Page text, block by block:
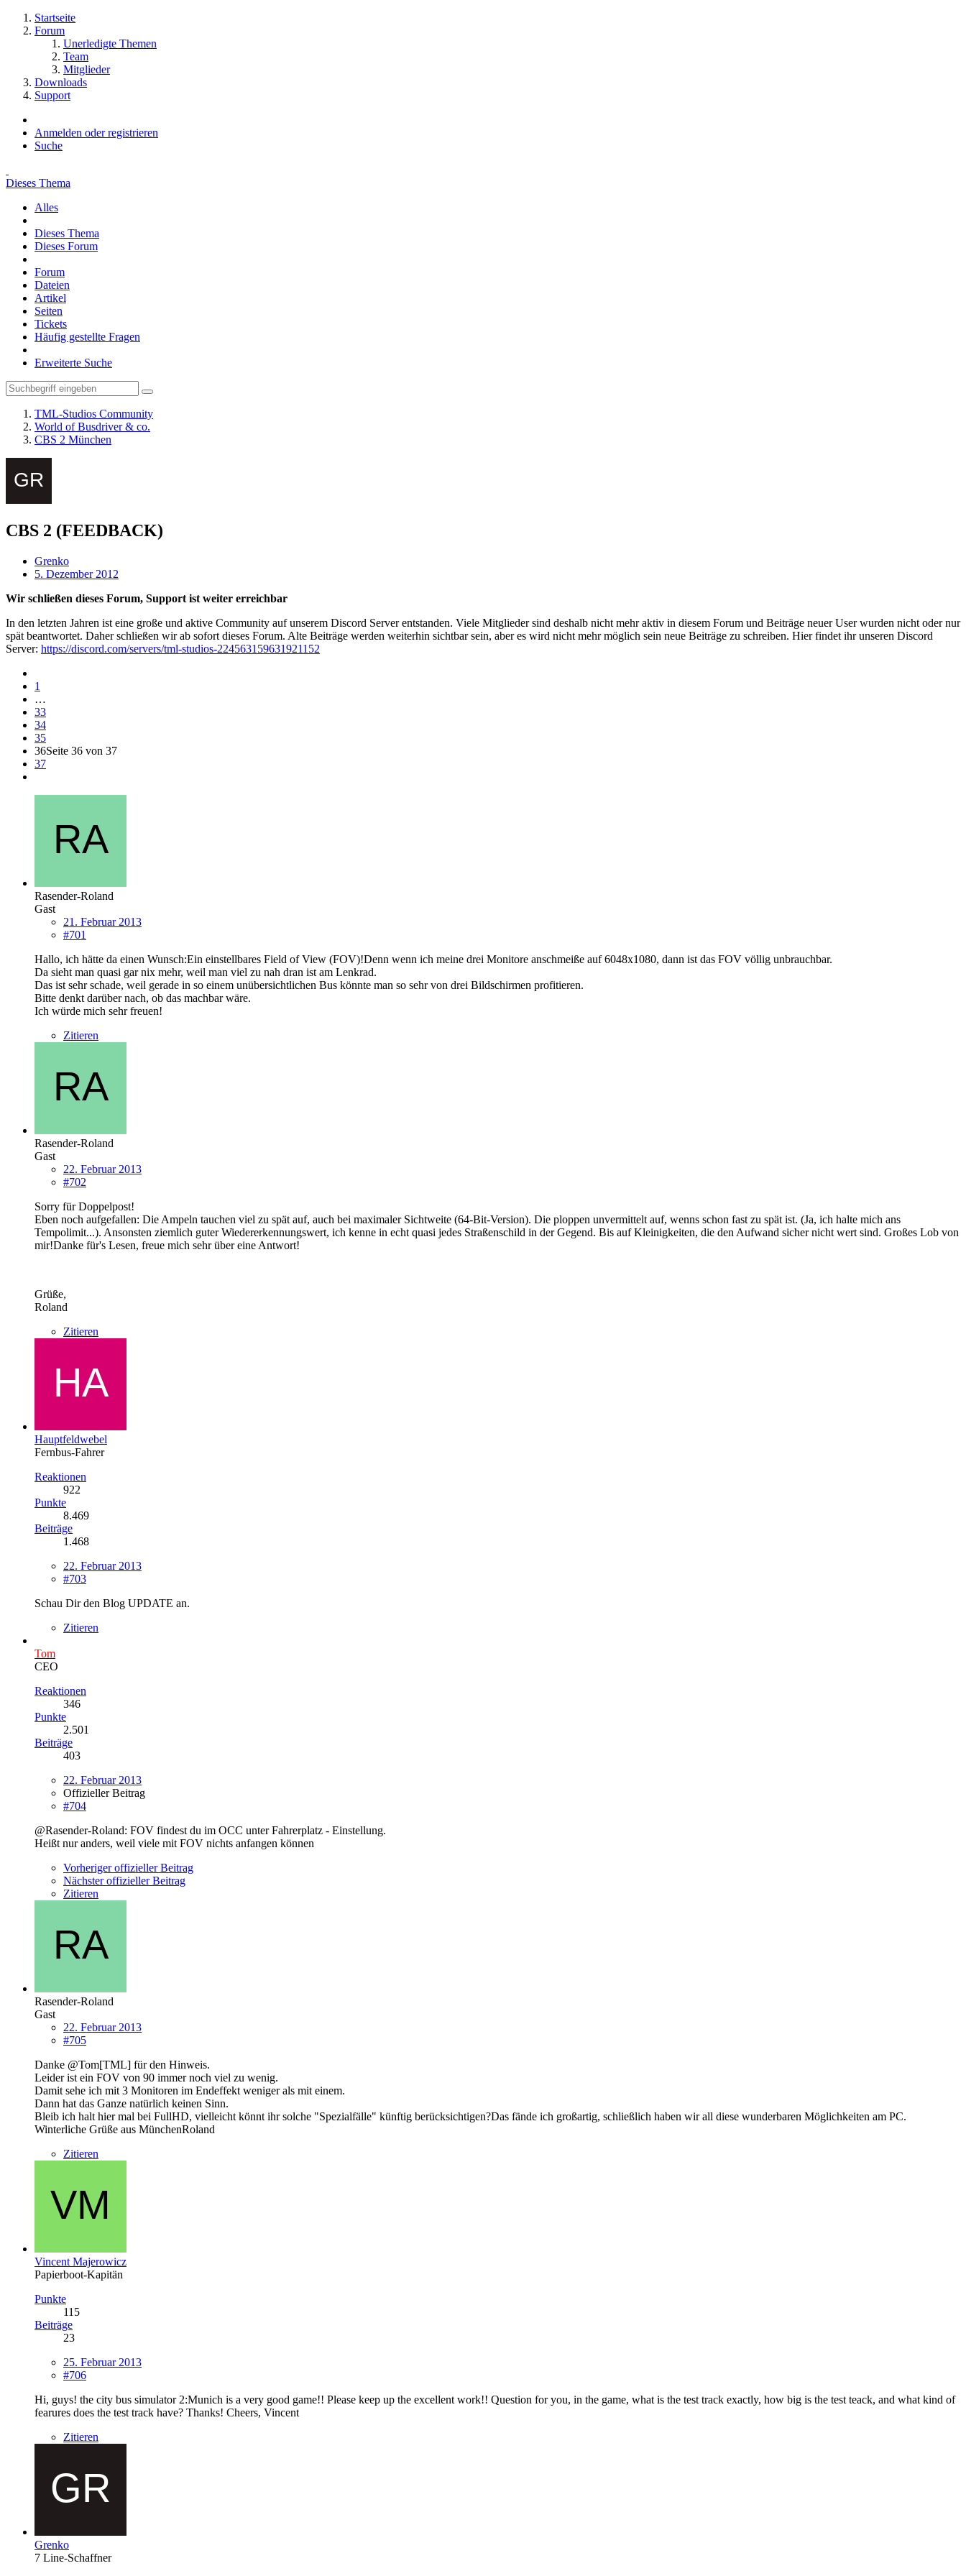
Startseite
Forum
Unerledigte Themen
Team
Mitglieder
Downloads
Support
Anmelden oder registrieren
Suche
Dieses Thema
Alles
Dieses Thema
Dieses Forum
Forum
Dateien
Artikel
Seiten
Tickets
Häufig gestellte Fragen
Erweiterte Suche
TML-Studios Community
World of Busdriver & co.
CBS 2 München
CBS 2 (FEEDBACK)
Grenko
5. Dezember 2012
Wir schließen dieses Forum, Support ist weiter erreichbar
In den letzten Jahren ist eine große und aktive Community auf unserem Discord Server entstanden. Viele Mitglieder sind deshalb nicht mehr aktiv in diesem Forum und Beiträge neuer User wurden nicht oder nur
spät beantwortet. Daher schließen wir ab sofort dieses Forum. Alte Beiträge werden weiterhin sichtbar sein, aber es wird nicht mehr möglich sein neue Beiträge zu schreiben. Hier findet ihr unseren Discord
Server: https://discord.com/servers/tml-studios-224563159631921152
1
…
33
34
35
36Seite 36 von 37
37
Rasender-Roland
Gast
21. Februar 2013
#701
Hallo, ich hätte da einen Wunsch:Ein einstellbares Field of View (FOV)!Denn wenn ich meine drei Monitore anschmeiße auf 6048x1080, dann ist das FOV völlig unbrauchbar.
Da sieht man quasi gar nix mehr, weil man viel zu nah dran ist am Lenkrad.
Das ist sehr schade, weil gerade in so einem unübersichtlichen Bus könnte man so sehr von drei Bildschirmen profitieren.
Bitte denkt darüber nach, ob das machbar wäre.
Ich würde mich sehr freuen!
Zitieren
Rasender-Roland
Gast
22. Februar 2013
#702
Sorry für Doppelpost!
Eben noch aufgefallen: Die Ampeln tauchen viel zu spät auf, auch bei maximaler Sichtweite (64-Bit-Version). Die ploppen unvermittelt auf, wenns schon fast zu spät ist. (Ja, ich halte mich ans
Tempolimit...). Ansonsten ziemlich guter Wiedererkennungswert, ich kenne in echt quasi jedes Straßenschild in der Gegend. Bis auf Kleinigkeiten, die den Aufwand sicher nicht wert sind. Großes Lob von
mir!Danke für's Lesen, freue mich sehr über eine Antwort!
Grüße,
Roland
Zitieren
Hauptfeldwebel
Fernbus-Fahrer
Reaktionen
922
Punkte
8.469
Beiträge
1.468
22. Februar 2013
#703
Schau Dir den Blog UPDATE an.
Zitieren
Tom
CEO
Reaktionen
346
Punkte
2.501
Beiträge
403
22. Februar 2013
Offizieller Beitrag
#704
@Rasender-Roland: FOV findest du im OCC unter Fahrerplatz - Einstellung.
Heißt nur anders, weil viele mit FOV nichts anfangen können
Vorheriger offizieller Beitrag
Nächster offizieller Beitrag
Zitieren
Rasender-Roland
Gast
22. Februar 2013
#705
Danke @Tom[TML] für den Hinweis.
Leider ist ein FOV von 90 immer noch viel zu wenig.
Damit sehe ich mit 3 Monitoren im Endeffekt weniger als mit einem.
Dann hat das Ganze natürlich keinen Sinn.
Bleib ich halt hier mal bei FullHD, vielleicht könnt ihr solche "Spezialfälle" künftig berücksichtigen?Das fände ich großartig, schließlich haben wir all diese wunderbaren Möglichkeiten am PC.
Winterliche Grüße aus MünchenRoland
Zitieren
Vincent Majerowicz
Papierboot-Kapitän
Punkte
115
Beiträge
23
25. Februar 2013
#706
Hi, guys! the city bus simulator 2:Munich is a very good game!! Please keep up the excellent work!! Question for you, in the game, what is the test track exactly, how big is the test teack, and what kind of
fearures does the test track have? Thanks! Cheers, Vincent
Zitieren
Grenko
7 Line-Schaffner